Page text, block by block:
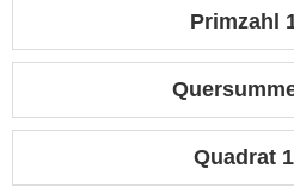
Primzahl
Quadrat